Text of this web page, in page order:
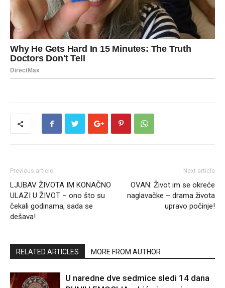
Previous article
LJUBAV ŽIVOTA IM KONAČNO
ULAZI U ŽIVOT – ono što su
čekali godinama, sada se
dešava!
Next article
OVAN: Život im se okreće
naglavačke – drama života
upravo počinje!
RELATED ARTICLES MORE FROM AUTHOR
U naredne dve sedmice sledi 14 dana